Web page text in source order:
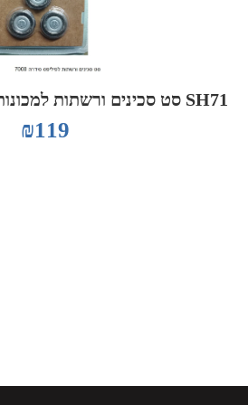
SH71 סט סכינים ורשתות למכונות גילוח פיליפס 7000
₪119